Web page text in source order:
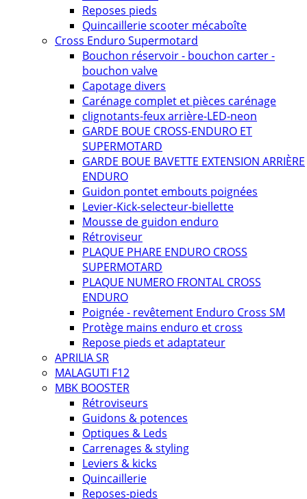
Reposes pieds
Quincaillerie scooter mécaboîte
Cross Enduro Supermotard
Bouchon réservoir - bouchon carter -
bouchon valve
Capotage divers
Carénage complet et pièces carénage
clignotants-feux arrière-LED-neon
GARDE BOUE CROSS-ENDURO ET
SUPERMOTARD
GARDE BOUE BAVETTE EXTENSION ARRIÈRE
ENDURO
Guidon pontet embouts poignées
Levier-Kick-selecteur-biellette
Mousse de guidon enduro
Rétroviseur
PLAQUE PHARE ENDURO CROSS
SUPERMOTARD
PLAQUE NUMERO FRONTAL CROSS
ENDURO
Poignée - revêtement Enduro Cross SM
Protège mains enduro et cross
Repose pieds et adaptateur
APRILIA SR
MALAGUTI F12
MBK BOOSTER
Rétroviseurs
Guidons & potences
Optiques & Leds
Carrenages & styling
Leviers & kicks
Quincaillerie
Reposes-pieds